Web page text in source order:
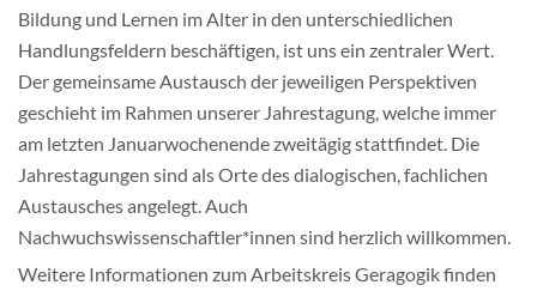
Bildung und Lernen im Alter in den unterschiedlichen
Handlungsfeldern beschäftigen, ist uns ein zentraler Wert.
Der gemeinsame Austausch der jeweiligen Perspektiven
geschieht im Rahmen unserer Jahrestagung, welche immer
am letzten Januarwochenende zweitägig stattfindet. Die
Jahrestagungen sind als Orte des dialogischen, fachlichen
Austausches angelegt. Auch
Nachwuchswissenschaftler*innen sind herzlich willkommen.
Weitere Informationen zum Arbeitskreis Geragogik finden